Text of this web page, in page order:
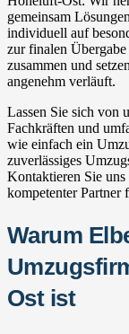
gemeinsam
individuell auf
zur finalen
zusammen und
angenehm verläuft.
Lassen Sie sich von
Fachkräften und
wie einfach ein
zuverlässiges
Kontaktieren Sie
kompetenter Partner
Warum
Ost ist